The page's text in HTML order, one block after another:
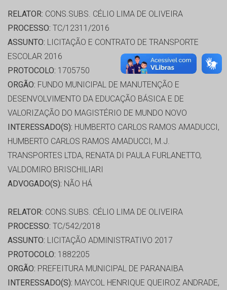
RELATOR: CONS.SUBS. CÉLIO LIMA DE OLIVEIRA
PROCESSO: TC/12311/2016
ASSUNTO: LICITAÇÃO E CONTRATO DE TRANSPORTE
ESCOLAR 2016
PROTOCOLO: 1705750
ORGÃO: FUNDO MUNICIPAL DE MANUTENÇÃO E
DESENVOLVIMENTO DA EDUCAÇÃO BÁSICA E DE
VALORIZAÇÃO DO MAGISTÉRIO DE MUNDO NOVO
INTERESSADO(S): HUMBERTO CARLOS RAMOS AMADUCCI,
HUMBERTO CARLOS RAMOS AMADUCCI, M.J.
TRANSPORTES LTDA, RENATA DI PAULA FURLANETTO,
VALDOMIRO BRISCHILIARI
ADVOGADO(S): NÃO HÁ
RELATOR: CONS.SUBS. CÉLIO LIMA DE OLIVEIRA
PROCESSO: TC/542/2018
ASSUNTO: LICITAÇÃO ADMINISTRATIVO 2017
PROTOCOLO: 1882205
ORGÃO: PREFEITURA MUNICIPAL DE PARANAIBA
INTERESSADO(S): MAYCOL HENRIQUE QUEIROZ ANDRADE,